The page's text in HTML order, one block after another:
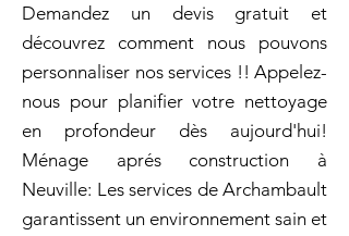
Demandez un devis gratuit et
découvrez comment nous pouvons
personnaliser nos services !! Appelez-
nous pour planifier votre nettoyage
en profondeur dès aujourd'hui!
Ménage aprés construction à
Neuville: Les services de Archambault
garantissent un environnement sain et